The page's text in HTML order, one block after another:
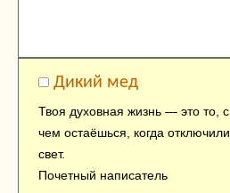
Дикий мед
Твоя духовнaя жизнь — это тo, с
чем остaёшься, когда отключили
свет.
Почетный написатель